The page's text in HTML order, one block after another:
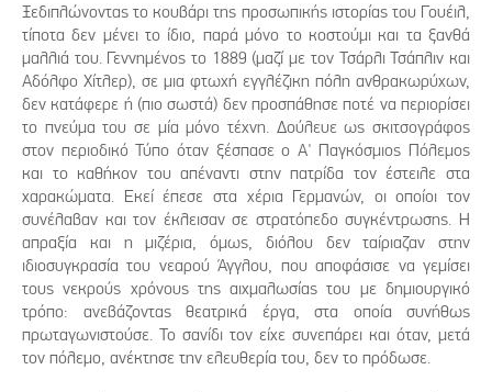
Ξεδιπλώνοντας το κουβάρι της προσωπικής ιστορίας του Γουέιλ,
τίποτα δεν μένει το ίδιο, παρά μόνο το κοστούμι και τα ξανθά
μαλλιά του. Γεννημένος το 1889 (μαζί με τον Τσάρλι Τσάπλιν και
Αδόλφο Χίτλερ), σε μια φτωχή εγγλέζικη πόλη ανθρακωρύχων,
δεν κατάφερε ή (πιο σωστά) δεν προσπάθησε ποτέ να περιορίσει
το πνεύμα του σε μία μόνο τέχνη. Δούλευε ως σκιτσογράφος
στον περιοδικό Τύπο όταν ξέσπασε ο Α' Παγκόσμιος Πόλεμος
και το καθήκον του απέναντι στην πατρίδα τον έστειλε στα
χαρακώματα. Εκεί έπεσε στα χέρια Γερμανών, οι οποίοι τον
συνέλαβαν και τον έκλεισαν σε στρατόπεδο συγκέντρωσης. Η
απραξία και η μιζέρια, όμως, διόλου δεν ταίριαζαν στην
ιδιοσυγκρασία του νεαρού Άγγλου, που αποφάσισε να γεμίσει
τους νεκρούς χρόνους της αιχμαλωσίας του με δημιουργικό
τρόπο: ανεβάζοντας θεατρικά έργα, στα οποία συνήθως
πρωταγωνιστούσε. Το σανίδι τον είχε συνεπάρει και όταν, μετά
τον πόλεμο, ανέκτησε την ελευθερία του, δεν το πρόδωσε.